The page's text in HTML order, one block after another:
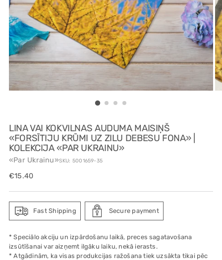
LINA VAI KOKVILNAS AUDUMA MAISIŅŠ
«FORSĪTIJU KRŪMI UZ ZILU DEBESU FONA» |
KOLEKCIJA «PAR UKRAINU»
«Par Ukrainu»SKU: 5001659-35
Regular
€15.40
Fast Shipping Secure payment
* Speciālo akciju un izpārdošanu laikā, preces sagatavošana
izsūtīšanai var aizņemt ilgāku laiku, nekā ierasts.
* Atgādinām, ka visas produkcijas ražošana tiek uzsākta tikai pēc